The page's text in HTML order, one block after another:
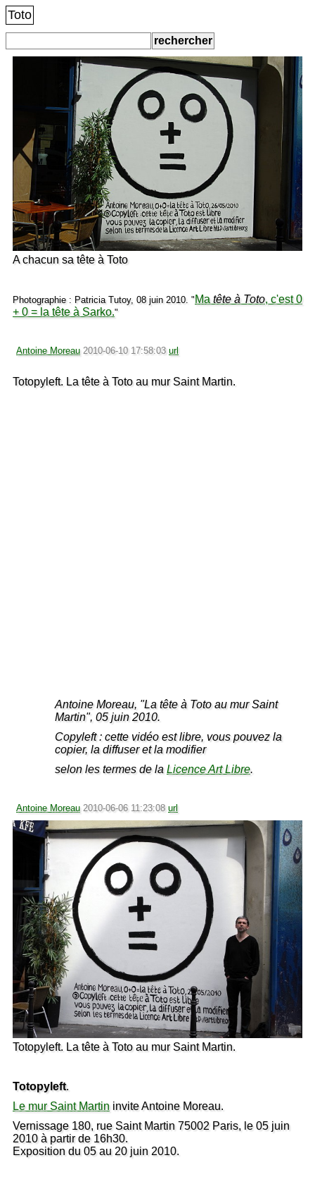
Toto
A chacun sa tête à Toto
Photographie : Patricia Tutoy, 08 juin 2010. " Ma tête à Toto, c'est 0
+ 0 = la tête à Sarko."
Antoine Moreau 2010-06-10 17:58:03 url
Totopyleft. La tête à Toto au mur Saint Martin.
Antoine Moreau, "La tête à Toto au mur Saint
Martin", 05 juin 2010.
Copyleft : cette vidéo est libre, vous pouvez la
copier, la diffuser et la modifier
selon les termes de laLicence Art Libre.
Antoine Moreau 2010-06-06 11:23:08 url
Totopyleft. La tête à Toto au mur Saint Martin.
Totopyleft.
Le mur Saint Martin invite Antoine Moreau.
Vernissage 180, rue Saint Martin 75002 Paris, le 05 juin
2010 à partir de 16h30.
Exposition du 05 au 20 juin 2010.